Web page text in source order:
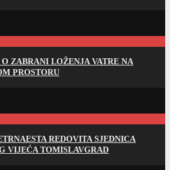
O ZABRANI LOŽENJA VATRE NA
PROSTORU
REDOVITA SJEDNICA
VIJEĆA TOMISLAVGRAD